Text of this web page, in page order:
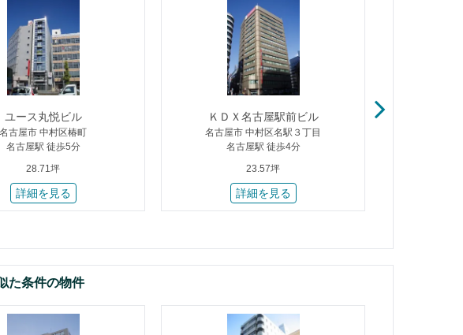
ユース丸悦ビル
名古屋市 中村区椿町
名古屋駅 徒歩5分
28.71坪
詳細を見る
ＫＤＸ名古屋駅前ビル
名古屋市 中村区名駅３丁目
名古屋駅 徒歩4分
23.57坪
詳細を見る
た条件の物件